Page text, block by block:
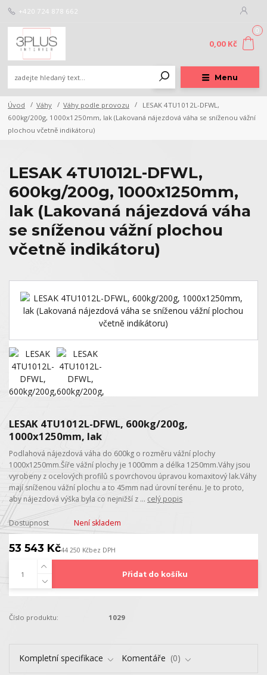
Menu
+420 724 878 662
0
0,00 Kč
Úvod Váhy Váhy podle provozu
LESAK 4TU1012L-DFWL,
600kg/200g, 1000x1250mm, lak (Lakovaná nájezdová váha se sníženou vážní
plochou včetně indikátoru)
LESAK 4TU1012L-DFWL,
600kg/200g, 1000x1250mm,
lak (Lakovaná nájezdová váha
se sníženou vážní plochou
včetně indikátoru)
LESAK 4TU1012L-DFWL, 600kg/200g,
1000x1250mm, lak
Podlahová nájezdová váha do 600kg o rozměru vážní plochy
1000x1250mm.Šíře vážní plochy je 1000mm a délka 1250mm.Váhy jsou
vyrobeny z ocelových profilů s povrchovou úpravou komaxitový lak.Váhy
mají sníženou vážní plochu a to 45mm nad úrovní terénu. Je to proto,
aby nájezdová výška byla co nejnižší z ... celý popis
Dostupnost Není skladem
53 543 Kč44 250 Kčbez DPH
Přidat do košíku
Číslo produktu: 1029
Kompletní specifikace Komentáře 0